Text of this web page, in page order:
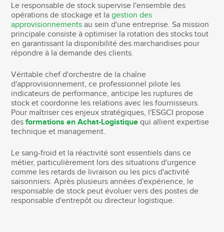
Le responsable de stock supervise l'ensemble des
opérations de stockage et lagestion des
approvisionnements au sein d'une entreprise. Sa mission
principale consiste à optimiser la rotation des stocks tout
en garantissant la disponibilité des marchandises pour
répondre à la demande des clients.
Véritable chef d'orchestre de la chaîne
d'approvisionnement, ce professionnel pilote les
indicateurs de performance, anticipe les ruptures de
stock et coordonne les relations avec les fournisseurs.
Pour maîtriser ces enjeux stratégiques, l'ESGCI propose
desformations en Achat-Logistique qui allient expertise
technique et management.
Le sang-froid et la réactivité sont essentiels dans ce
métier, particulièrement lors des situations d'urgence
comme les retards de livraison ou les pics d'activité
saisonniers. Après plusieurs années d'expérience, le
responsable de stock peut évoluer vers des postes de
responsable d'entrepôt ou directeur logistique.